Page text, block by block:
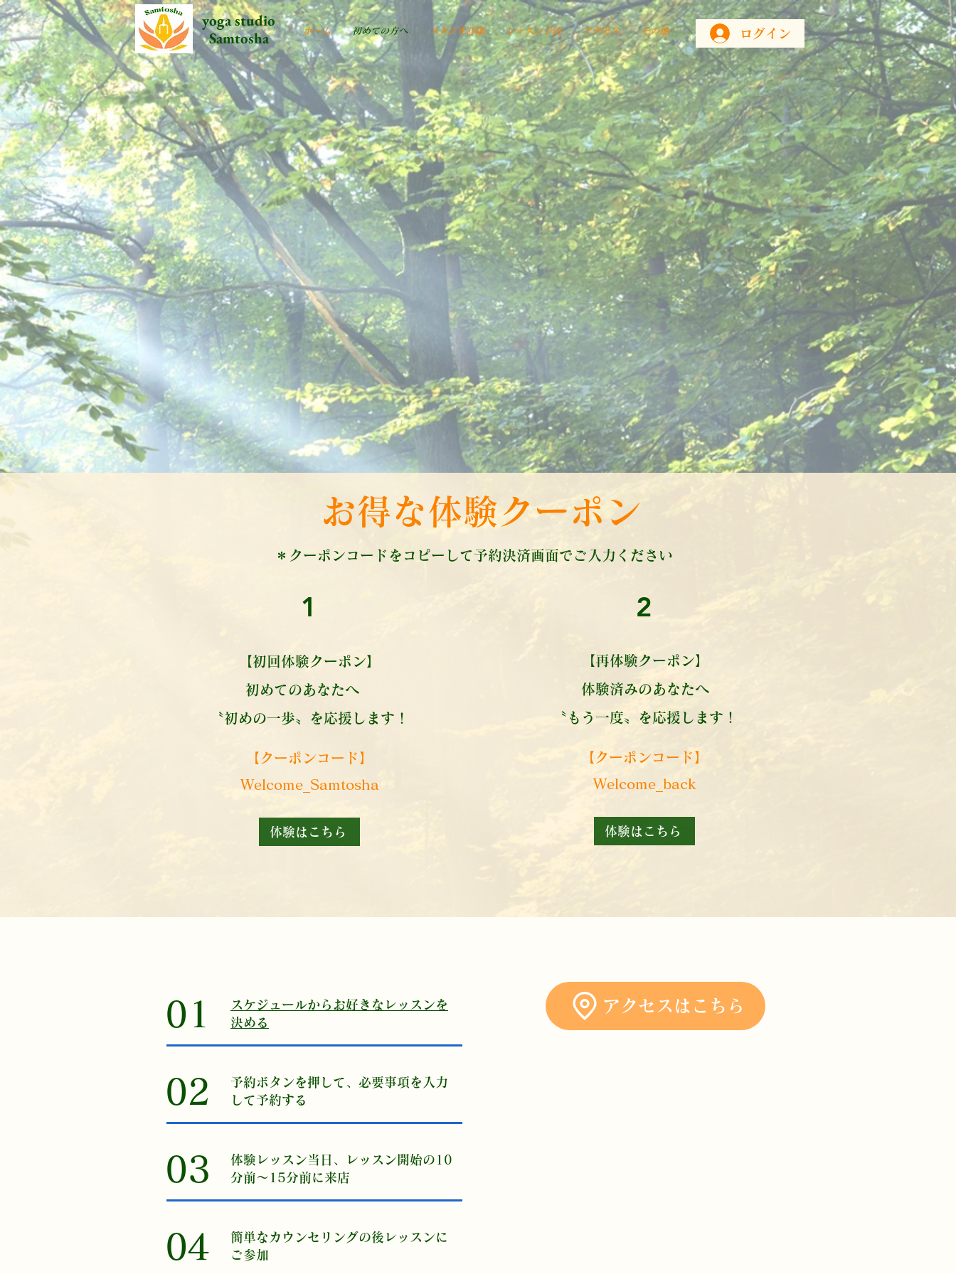
yoga studio
Samtosha
ホーム 初めての方へ スタジオ詳細 レッスン予約 アクセス その他 ログイン
WELCOME
​初めまして、ヨガスタジオ〝サントーシャ〟です。
たくさんのヨガスタジオの中から見つけてくださって
ありがとうございます♡
自由に通いやすくて、無理なく続けやすい
そんなスタジオです。
少人数制でお一人お一人に寄り添った指導で
皆様からの信頼と喜びの声をいただいております。
ぜひお気軽に体験レッスンへご参加ください。
お得な体験クーポン
​＊クーポンコードをコピーして予約決済画面でご入力ください
【​初回体験クーポン】
初めてのあなたへ
〝初めの一歩〟を応援します！
【クーポンコード】​
Welcome_Samtosha
体験はこちら
1 2
【再体験クーポン】
体験済みのあなたへ
〝もう一度〟を​応援します！
【クーポンコード】​
Welcome_back
体験はこちら
01
​スケジュールからお好きなレッスンを
決める
02
予約ボタンを押して、必要事項を入力
して予約する
03
​体験レッスン当日、レッスン開始の10
分前〜15分前に来店
04
​簡単なカウンセリングの後レッスンに
ご参加
アクセスはこちら